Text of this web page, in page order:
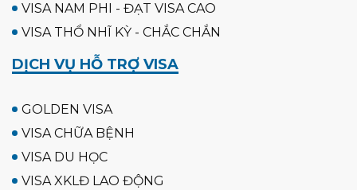
VISA NAM PHI - ĐẠT VISA CAO
VISA THỔ NHĨ KỲ - CHẮC CHẮN
DỊCH VỤ HỖ TRỢ VISA
GOLDEN VISA
VISA CHỮA BỆNH
VISA DU HỌC
VISA XKLĐ LAO ĐỘNG